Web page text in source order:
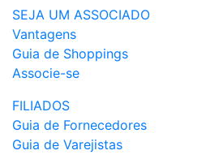
SEJA UM ASSOCIADO
Vantagens
Guia de Shoppings
Associe-se
FILIADOS
Guia de Fornecedores
Guia de Varejistas